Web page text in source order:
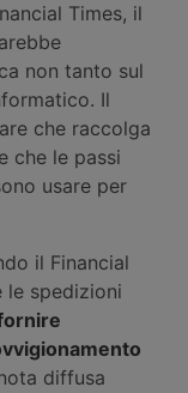
Times, il
non tanto sul
Il
che raccolga
che le passi
usare per
il Financial
le spedizioni
diffusa